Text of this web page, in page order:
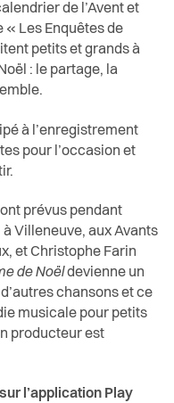
de l’Avent et
« Les Enquêtes de
petits et grands à
: le partage, la
à l’enregistrement
pour l’occasion et
prévus pendant
à Villeneuve, aux Avants
et Christophe Farin
de Noëldevienne un
chansons et ce
musicale pour petits
producteur est
l’application Play